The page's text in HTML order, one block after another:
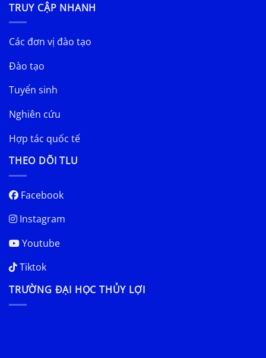
TRUY CẬP NHANH
Các đơn vị đào tạo
Đào tạo
Tuyển sinh
Nghiên cứu
Hợp tác quốc tế
THEO DÕI TLU
Facebook
Instagram
Youtube
Tiktok
TRƯỜNG ĐẠI HỌC THỦY LỢI